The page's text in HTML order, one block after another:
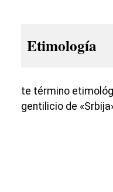
Etimología
te término
gentilicio de